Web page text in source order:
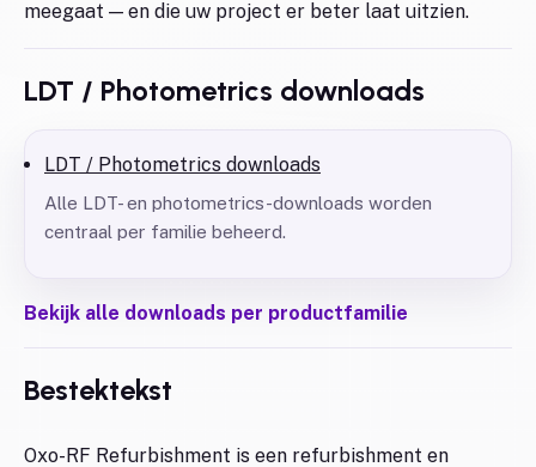
meegaat — en die uw project er beter laat uitzien.
LDT / Photometrics downloads
LDT / Photometrics downloads
Alle LDT- en photometrics-downloads worden
centraal per familie beheerd.
Bekijk alle downloads per productfamilie
Bestektekst
Oxo-RF Refurbishment is een refurbishment en